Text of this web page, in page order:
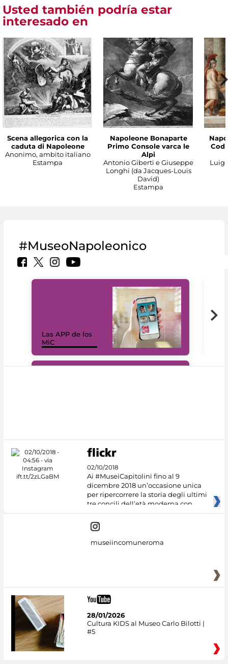
Usted también podría estar
interesado en
Scena allegorica con la
caduta di Napoleone
Anonimo, ambito italiano
Estampa
Napoleone Bonaparte
Primo Console varca le
Alpi
Antonio Giberti e Giuseppe
Longhi (da Jacques-Louis
David)
Estampa
Luigi
#MuseoNapoleonico
Las APP de los
MiC
02/10/2018
Ai #MuseiCapitolini fino al 9
dicembre 2018 un’occasione unica
per ripercorrere la storia degli ultimi
tre concili dell’età moderna con
museiincomuneroma
28/01/2026
Cultura KIDS al Museo Carlo Bilotti |
#5